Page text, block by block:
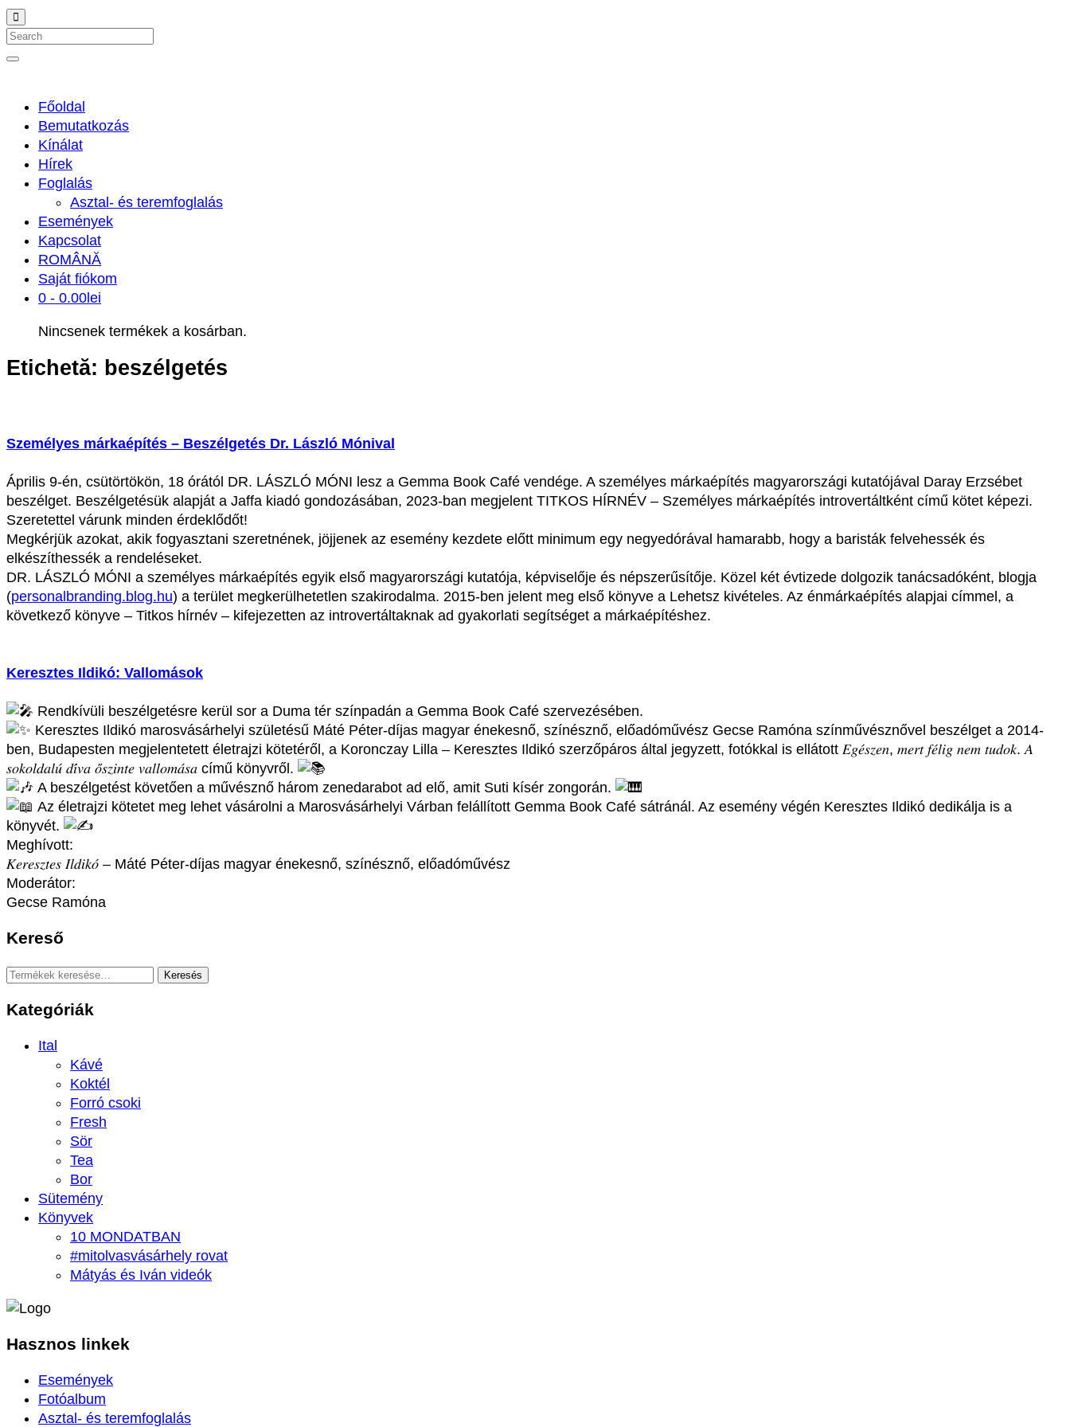
Search
Főoldal
Bemutatkozás
Kínálat
Hírek
Foglalás
Asztal- és teremfoglalás
Események
Kapcsolat
ROMÂNĂ
Saját fiókom
0 - 0.00 lei
Nincsenek termékek a kosárban.
Etichetă: beszélgetés
Személyes márkaépítés – Beszélgetés Dr. László Mónival
Április 9-én, csütörtökön, 18 órától DR. LÁSZLÓ MÓNI lesz a Gemma Book Café vendége. A személyes márkaépítés magyarországi kutatójával Daray Erzsébet
beszélget. Beszélgetésük alapját a Jaffa kiadó gondozásában, 2023-ban megjelent TITKOS HÍRNÉV – Személyes márkaépítés introvertáltként című kötet képezi.
Szeretettel várunk minden érdeklődőt!
Megkérjük azokat, akik fogyasztani szeretnének, jöjjenek az esemény kezdete előtt minimum egy negyedórával hamarabb, hogy a baristák felvehessék és
elkészíthessék a rendeléseket.
DR. LÁSZLÓ MÓNI a személyes márkaépítés egyik első magyarországi kutatója, képviselője és népszerűsítője. Közel két évtizede dolgozik tanácsadóként, blogja
(personalbranding.blog.hu) a terület megkerülhetetlen szakirodalma. 2015-ben jelent meg első könyve a Lehetsz kivételes. Az énmárkaépítés alapjai címmel, a
következő könyve – Titkos hírnév – kifejezetten az introvertáltaknak ad gyakorlati segítséget a márkaépítéshez.
Keresztes Ildikó: Vallomások
Rendkívüli beszélgetésre kerül sor a Duma tér színpadán a Gemma Book Café szervezésében.
Keresztes Ildikó marosvásárhelyi születésű Máté Péter-díjas magyar énekesnő, színésznő, előadóművész Gecse Ramóna színművésznővel beszélget a 2014-
ben, Budapesten megjelentetett életrajzi kötetéről, a Koronczay Lilla – Keresztes Ildikó szerzőpáros által jegyzett, fotókkal is ellátott 𝐸𝑔𝑒́𝑠𝑧𝑒𝑛, 𝑚𝑒𝑟𝑡 𝑓𝑒́𝑙𝑖𝑔 𝑛𝑒𝑚 𝑡𝑢𝑑𝑜𝑘. 𝐴
𝑠𝑜𝑘𝑜𝑙𝑑𝑎𝑙𝑢́ 𝑑𝑖́𝑣𝑎 𝑜̋𝑠𝑧𝑖𝑛𝑡𝑒 𝑣𝑎𝑙𝑙𝑜𝑚𝑎́𝑠𝑎 című könyvről.
A beszélgetést követően a művésznő három zenedarabot ad elő, amit Suti kísér zongorán.
Az életrajzi kötetet meg lehet vásárolni a Marosvásárhelyi Várban felállított Gemma Book Café sátránál. Az esemény végén Keresztes Ildikó dedikálja is a
könyvét.
Meghívott:
𝐾𝑒𝑟𝑒𝑠𝑧𝑡𝑒𝑠 𝐼𝑙𝑑𝑖𝑘𝑜́ – Máté Péter-díjas magyar énekesnő, színésznő, előadóművész
Moderátor:
Gecse Ramóna
Kereső
Keresés
következőre:
Keresés
Kategóriák
Ital
Kávé
Koktél
Forró csoki
Fresh
Sör
Tea
Bor
Sütemény
Könyvek
10 MONDATBAN
#mitolvasvásárhely rovat
Mátyás és Iván videók
Hasznos linkek
Események
Fotóalbum
Asztal- és teremfoglalás